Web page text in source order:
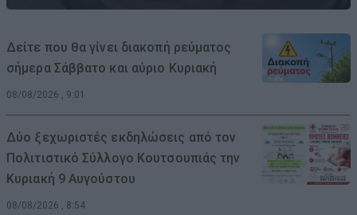
Δείτε που θα γίνει διακοπή ρεύματος
σήμερα Σάββατο και αύριο Κυριακή
08/08/2026 , 9:01
Δύο ξεχωριστές εκδηλώσεις από τον
Πολιτιστικό Σύλλογο Κουτσουπιάς την
Κυριακή 9 Αυγούστου
08/08/2026 , 8:54